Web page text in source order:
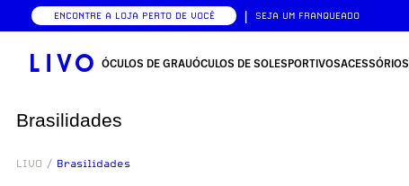
ENCONTRE A LOJA PERTO DE VOCÊ | SEJA UM FRANQUEADO
ÓCULOS DE GRAUÓCULOS DE SOLESPORTIVOSACESSÓRIOS
Brasilidades
LIVO / Brasilidades